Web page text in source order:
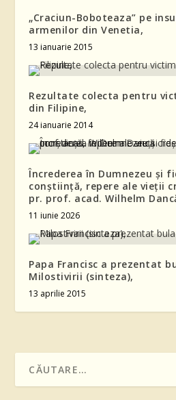
„Craciun-Boboteaza” pe
armenilor din Venetia,
13 ianuarie 2015
Rezultate colecta pentru
din Filipine,
24 ianuarie 2014
Încrederea în Dumnezeu și
conștiință, repere ale vieții
pr. prof. acad. Wilhelm
11 iunie 2026
Papa Francisc a prezentat
Milostivirii (sinteza),
13 aprilie 2015